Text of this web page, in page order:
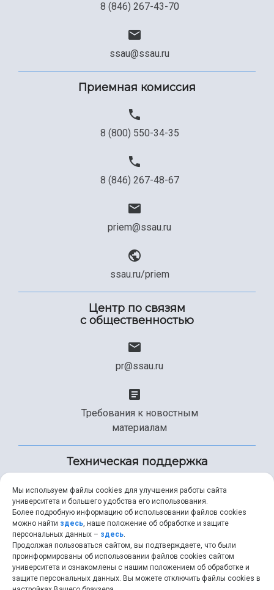
8 (846) 267-43-70
ssau@ssau.ru
Приемная комиссия
8 (800) 550-34-35
8 (846) 267-48-67
priem@ssau.ru
ssau.ru/priem
Центр по связям
с общественностью
pr@ssau.ru
Требования к новостным
материалам
Техническая поддержка
+7 (846) 267-49-99
help@ssau.ru
Мы используем файлы cookies для улучшения работы сайта
университета и большего удобства его использования.
Более подробную информацию об использовании файлов cookies
можно найти здесь, наше положение об обработке и защите
персональных данных – здесь.
Продолжая пользоваться сайтом, вы подтверждаете, что были
проинформированы об использовании файлов cookies сайтом
университета и ознакомлены с нашим положением об обработке и
защите персональных данных. Вы можете отключить файлы cookies в